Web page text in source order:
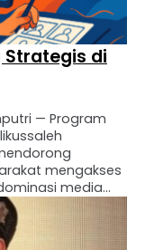
Strategis di
— Program
mengakses
media
utama dalam
lagi sekadar
membentuk